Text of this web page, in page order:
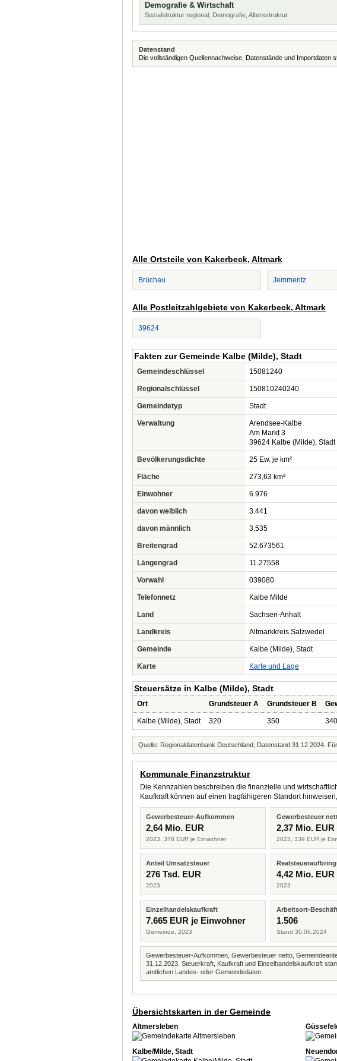
Demografie & Wirtschaft
Sozialstruktur regional, Demografie, Altersstruktur
Datenstand
Die vollständigen Quellennachweise, Datenstände und Importdaten
Alle Ortsteile von Kakerbeck, Altmark
Brüchau Jemmeritz
Alle Postleitzahlgebiete von Kakerbeck, Altmark
39624
Fakten zur Gemeinde Kalbe (Milde), Stadt
Gemeindeschlüssel 15081240
Regionalschlüssel 150810240240
Gemeindetyp Stadt
Verwaltung
Arendsee-Kalbe
Am Markt 3
39624 Kalbe (Milde), Stadt
Bevölkerungsdichte 25 Ew. je km²
Fläche 273,63 km²
Einwohner 6.976
davon weiblich 3.441
davon männlich 3.535
Breitengrad 52.673561
Längengrad 11.27558
Vorwahl 039080
Telefonnetz Kalbe Milde
Land Sachsen-Anhalt
Landkreis Altmarkkreis Salzwedel
Gemeinde Kalbe (Milde), Stadt
Karte Karte und Lage
Steuersätze in Kalbe (Milde), Stadt
Ort Grundsteuer A Grundsteuer B
Kalbe (Milde), Stadt 320 350 340
Quelle: Regionaldatenbank Deutschland, Datenstand 31.12.2024.
Kommunale Finanzstruktur
Die Kennzahlen beschreiben die finanzielle und
Kaufkraft können auf einen tragfähigeren Standort
Gewerbesteuer-Aufkommen
2,64 Mio. EUR
2023, 378 EUR je Einwohner
Gewerbesteuer
2,37 Mio. EUR
2023, 339 EUR je
Anteil Umsatzsteuer
276 Tsd. EUR
2023
4,42 Mio. EUR
2023
Einzelhandelskaufkraft
7.665 EUR je Einwohner
Gemeinde, 2023
Arbeitsort-
1.506
Stand 30.06.2024
Gewerbesteuer-Aufkommen, Gewerbesteuer netto,
31.12.2023. Steuerkraft, Kaufkraft und Einzelhandelskaufkraft
amtlichen Landes- oder Gemeindedaten.
Übersichtskarten in der Gemeinde
Altmersleben
Kalbe/Milde, Stadt